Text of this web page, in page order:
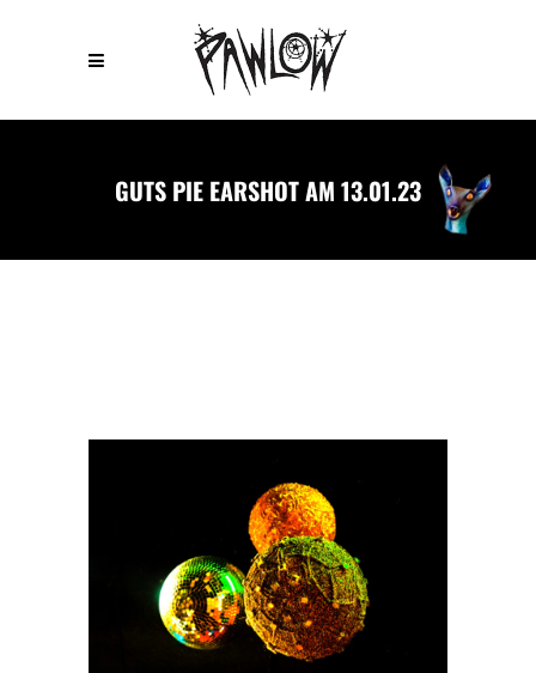
GUTS PIE EARSHOT AM 13.01.23